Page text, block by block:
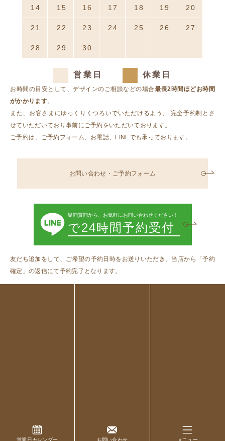
14 15 16 17 18 19 20
21 22 23 24 25 26 27
28 29 30
1
営業日 休業日
お時間の目安として、デザインのご相談などの場合最長2時間ほどお時間
がかかります。
また、お客さまにゆっくりくつろいでいただけるよう、
完全予約制とさ
せていただいており事前にご予約をいただいております。
ご予約は、ご予約フォーム、お電話、LINEでも承っております。
お問い合わせ・ご予約フォーム
疑問質問から、お気軽にお問い合わせください！
で24時間予約受付
友だち追加をして、ご希望の予約日時をお送りいただき、当店から「予約
確定」の返信にて予約完了となります。